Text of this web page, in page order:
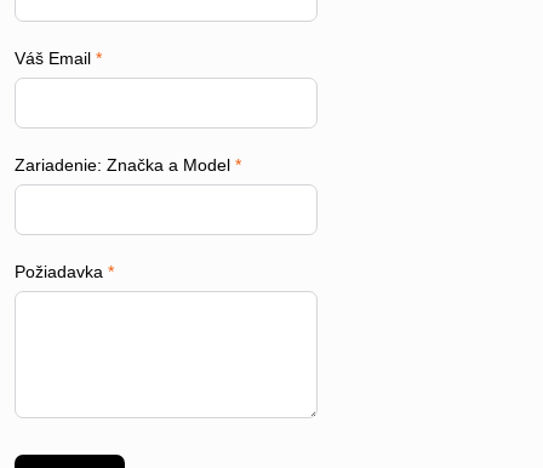
Váš Email *
Zariadenie: Značka a Model *
Požiadavka *